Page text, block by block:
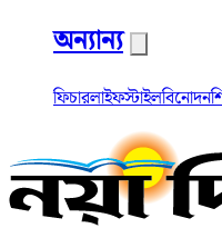
অন্যান্য
ফিচারলাইফস্টাইলবিনোদন